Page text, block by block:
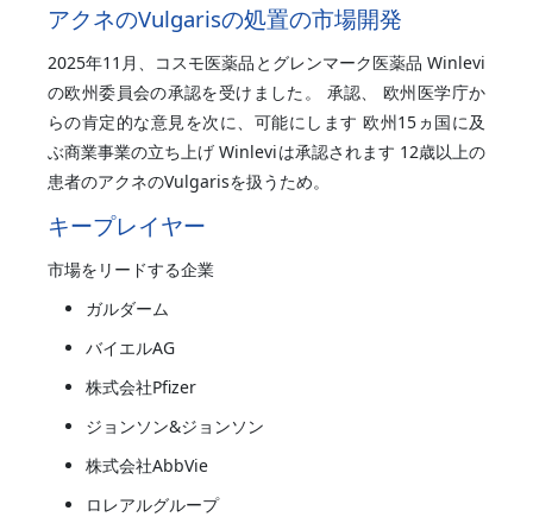
アクネのVulgarisの処置の市場開発
2025年11月、コスモ医薬品とグレンマーク医薬品 Winlevi
の欧州委員会の承認を受けました。 承認、 欧州医学庁か
らの肯定的な意見を次に、可能にします 欧州15ヵ国に及
ぶ商業事業の立ち上げ Winleviは承認されます 12歳以上の
患者のアクネのVulgarisを扱うため。
キープレイヤー
市場をリードする企業
ガルダーム
バイエルAG
株式会社Pfizer
ジョンソン&ジョンソン
株式会社AbbVie
ロレアルグループ